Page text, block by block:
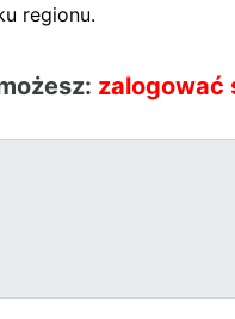
regionu.
zalogować